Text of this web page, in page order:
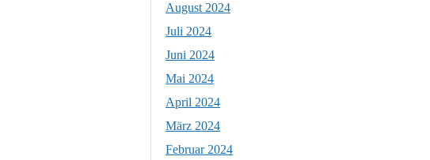
August 2024
Juli 2024
Juni 2024
Mai 2024
April 2024
März 2024
Februar 2024